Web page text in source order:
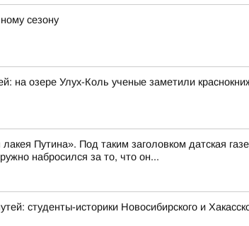
сезону
на озере Улух-Коль ученые заметили
Путина». Под таким заголовком датская
набросился за то, что он...
студенты-историки Новосибирского и